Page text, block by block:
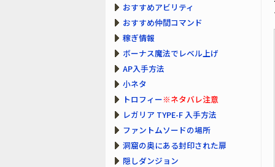
おすすめアビリティ
おすすめ仲間コマンド
稼ぎ情報
ボーナス魔法でレベル上げ
AP入手方法
小ネタ
トロフィー※ネタバレ注意
レガリア TYPE-F 入手方法
ファントムソードの場所
洞窟の奥にある封印された扉
隠しダンジョン